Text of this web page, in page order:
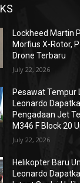
Lockheed Martin
Morfius X-Rotor,
Drone Terbaru
July 22, 2026
Pesawat Tempur
Leonardo
Pengadaan Jet
M346 F Block 20
July 22, 2026
Helikopter Baru
Leonardo